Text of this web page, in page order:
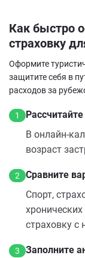
Как быстро
страховку
Оформите
защитите себя в
расходов за
1
В
возраст
2
Сравните
Спорт,
страховку с
3
Заполните